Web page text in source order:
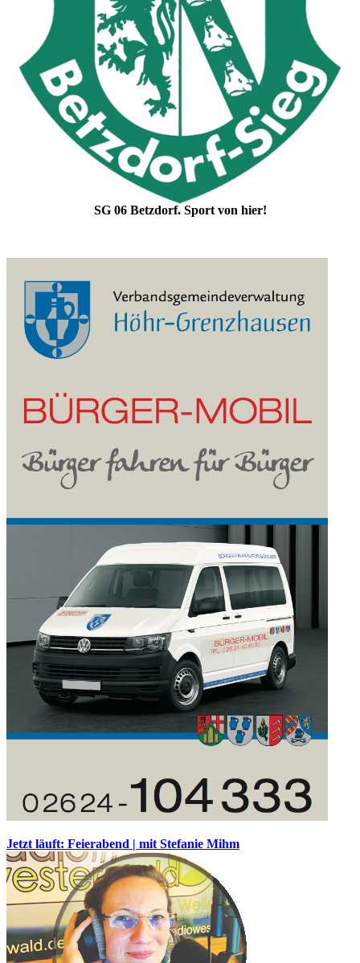
SG 06 Betzdorf. Sport von hier!
Jetzt läuft: Feierabend | mit Stefanie Mihm